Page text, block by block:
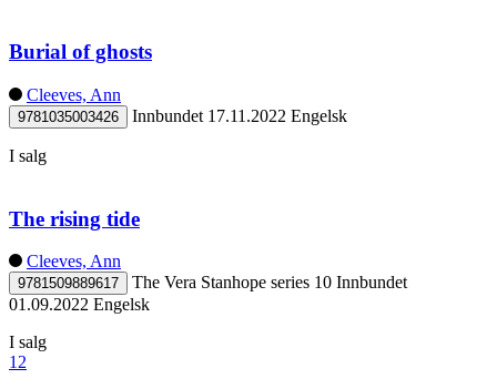
Burial of ghosts
Cleeves, Ann
9781035003426 Innbundet 17.11.2022 Engelsk
I salg
The rising tide
Cleeves, Ann
9781509889617 The Vera Stanhope series 10 Innbundet
01.09.2022 Engelsk
I salg
12